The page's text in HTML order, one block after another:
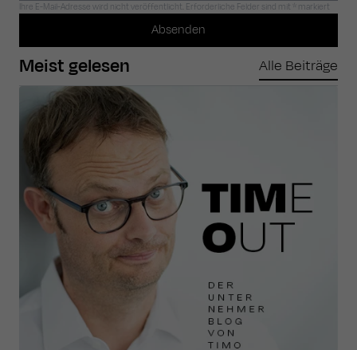
Ihre E-Mail-Adresse wird nicht veröffentlicht. Erforderliche Felder sind mit * markiert
Absenden
Meist gelesen Alle Beiträge